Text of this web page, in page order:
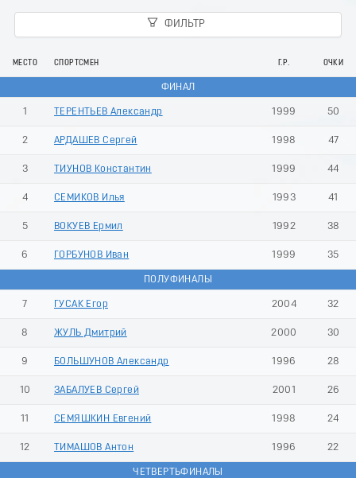
3
6
7
ФИЛЬТР
МЕСТО СПОРТСМЕН Г.Р. ОЧКИ
ФИНАЛ
1 ТЕРЕНТЬЕВ Александр 1999 50
2 АРДАШЕВ Сергей 1998 47
3 ТИУНОВ Константин 1999 44
4 СЕМИКОВ Илья 1993 41
5 ВОКУЕВ Ермил 1992 38
6 ГОРБУНОВ Иван 1999 35
ПОЛУФИНАЛЫ
7 ГУСАК Егор 2004 32
8 ЖУЛЬ Дмитрий 2000 30
9 БОЛЬШУНОВ Александр 1996 28
10 ЗАБАЛУЕВ Сергей 2001 26
11 СЕМЯШКИН Евгений 1998 24
12 ТИМАШОВ Антон 1996 22
ЧЕТВЕРТЬФИНАЛЫ